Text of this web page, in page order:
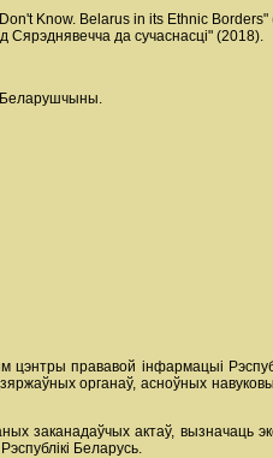
Know. Belarus in its Ethnic Borders"
Сярэднявечча да сучаснасці" (2018).
Беларушчыны.
прававой інфармацыі
органаў, асноўных
заканадаўчых актаў, вызначаць
Беларусь.